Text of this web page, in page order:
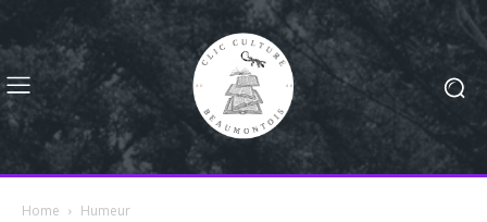
Home Humeur